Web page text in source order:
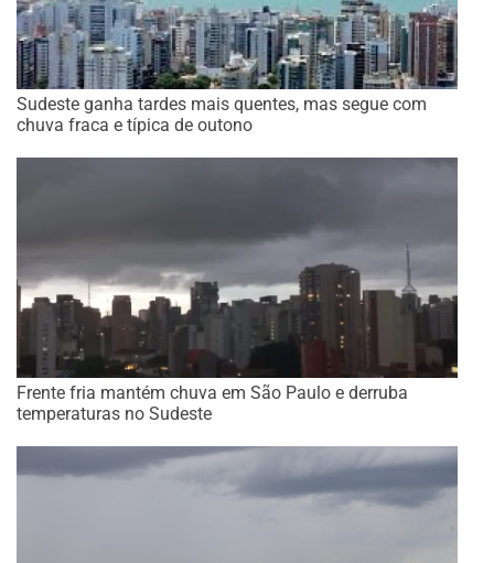
Sudeste ganha tardes mais quentes, mas segue com
chuva fraca e típica de outono
Frente fria mantém chuva em São Paulo e derruba
temperaturas no Sudeste